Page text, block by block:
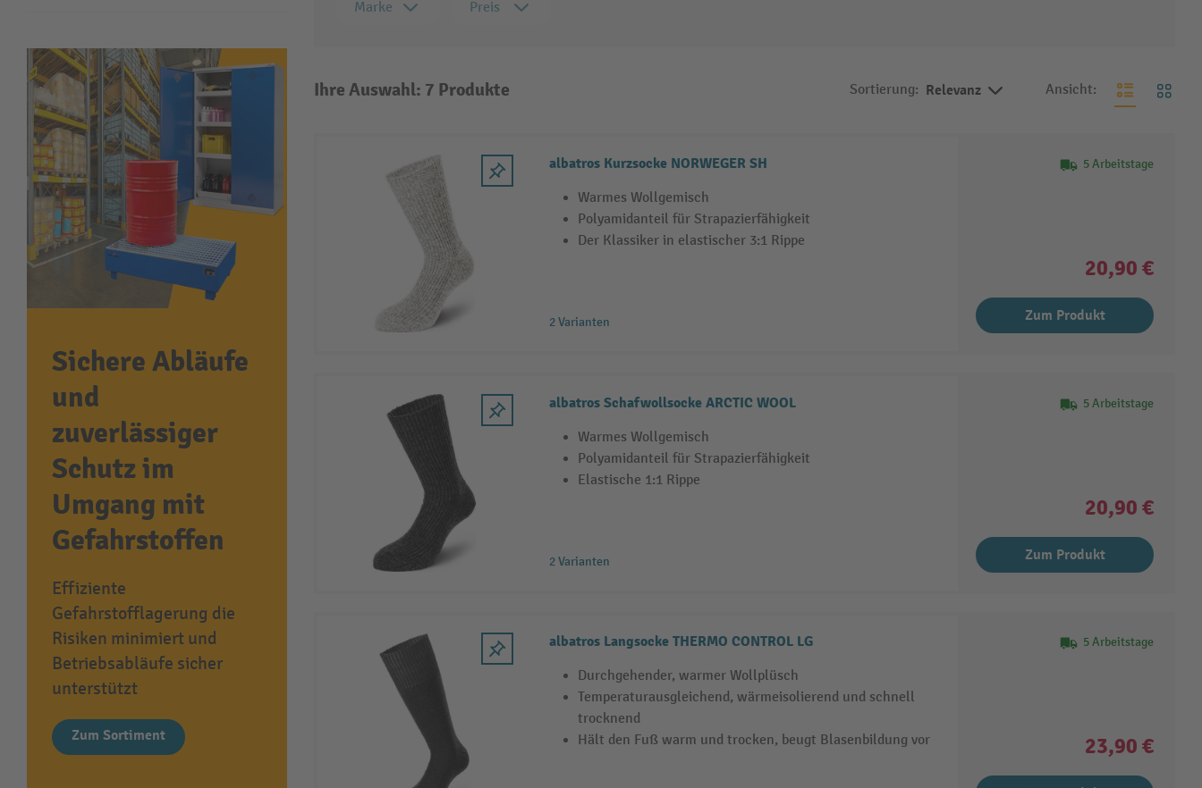
Sichere Abläufe
und
zuverlässiger
Schutz im
Umgang mit
Gefahrstoffen
Effiziente
Gefahrstofflagerung die
Risiken minimiert und
Betriebsabläufe sicher
unterstützt
Zum Sortiment
Marke Preis
Ihre Auswahl: 7 Produkte Sortierung: Relevanz Ansicht:
albatros Kurzsocke NORWEGER SH
Warmes Wollgemisch
Polyamidanteil für Strapazierfähigkeit
Der Klassiker in elastischer 3:1 Rippe
2 Varianten
5 Arbeitstage
20,90 €
Zum Produkt
albatros Schafwollsocke ARCTIC WOOL
Warmes Wollgemisch
Polyamidanteil für Strapazierfähigkeit
Elastische 1:1 Rippe
2 Varianten
5 Arbeitstage
20,90 €
Zum Produkt
albatros Langsocke THERMO CONTROL LG
Durchgehender, warmer Wollplüsch
Temperaturausgleichend, wärmeisolierend und schnell
trocknend
Hält den Fuß warm und trocken, beugt Blasenbildung vor
5 Arbeitstage
23,90 €